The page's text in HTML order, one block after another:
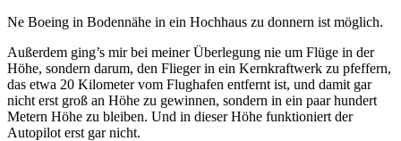
Ne Boeing in Bodennähe in ein Hochhaus zu donnern ist möglich.
Außerdem ging’s mir bei meiner Überlegung nie um Flüge in der
Höhe, sondern darum, den Flieger in ein Kernkraftwerk zu pfeffern,
das etwa 20 Kilometer vom Flughafen entfernt ist, und damit gar
nicht erst groß an Höhe zu gewinnen, sondern in ein paar hundert
Metern Höhe zu bleiben. Und in dieser Höhe funktioniert der
Autopilot erst gar nicht.